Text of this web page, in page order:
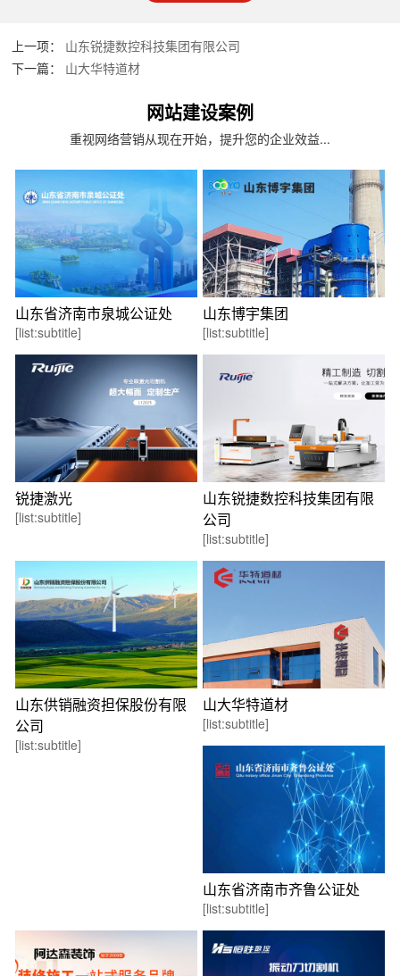
上一项： 山东锐捷数控科技集团有限公司
下一篇： 山大华特道材
网站建设案例
重视网络营销从现在开始，提升您的企业效益...
山东省济南市泉城公证处
[list:subtitle]
山东博宇集团
[list:subtitle]
锐捷激光
[list:subtitle]
山东锐捷数控科技集团有限
公司
[list:subtitle]
山东供销融资担保股份有限
公司
[list:subtitle]
山大华特道材
[list:subtitle]
山东省济南市齐鲁公证处
[list:subtitle]